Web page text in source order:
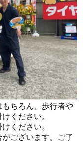
ちろん、歩行者や
ください。
ください。
がございます。ご了